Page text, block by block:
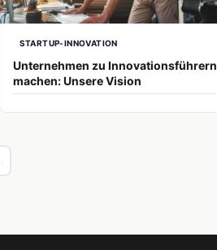
STARTUP-INNOVATION
Unternehmen zu Innovationsführern
machen: Unsere Vision